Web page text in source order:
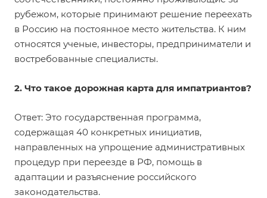
рубежом, которые принимают решение переехать
в Россию на постоянное место жительства. К ним
относятся ученые, инвесторы, предприниматели и
востребованные специалисты.
2. Что такое дорожная карта для импатриантов?
Ответ: Это государственная программа,
содержащая 40 конкретных инициатив,
направленных на упрощение административных
процедур при переезде в РФ, помощь в
адаптации и разъяснение российского
законодательства.